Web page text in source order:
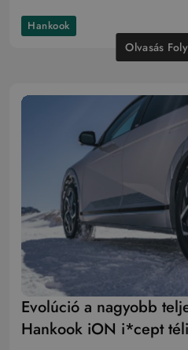
Hankook
Olvasás
Evolúció a nagyobb
Hankook iON i*cept